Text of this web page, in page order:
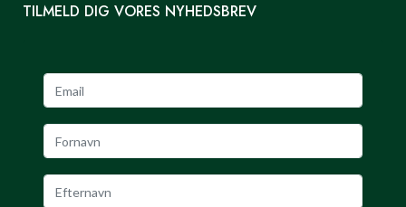
TILMELD DIG VORES NYHEDSBREV